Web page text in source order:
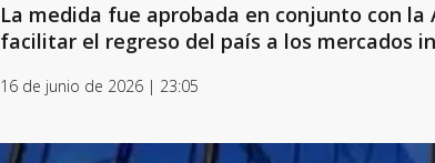
La medida fue aprobada en conjunto con
facilitar el regreso del país a los mercados
16 de junio de 2026 | 23:05